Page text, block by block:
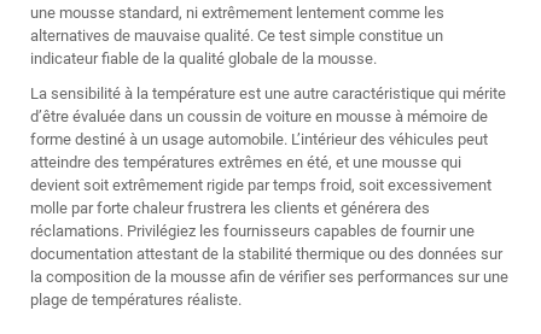
une mousse standard, ni extrêmement lentement comme les
alternatives de mauvaise qualité. Ce test simple constitue un
indicateur fiable de la qualité globale de la mousse.
La sensibilité à la température est une autre caractéristique qui mérite
d’être évaluée dans un coussin de voiture en mousse à mémoire de
forme destiné à un usage automobile. L’intérieur des véhicules peut
atteindre des températures extrêmes en été, et une mousse qui
devient soit extrêmement rigide par temps froid, soit excessivement
molle par forte chaleur frustrera les clients et générera des
réclamations. Privilégiez les fournisseurs capables de fournir une
documentation attestant de la stabilité thermique ou des données sur
la composition de la mousse afin de vérifier ses performances sur une
plage de températures réaliste.